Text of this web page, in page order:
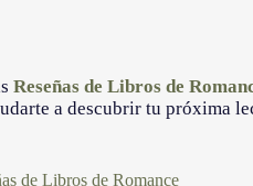
Reseñas de Libros de
a descubrir tu próxima
de Libros de Romance